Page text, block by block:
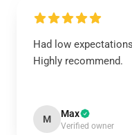
Had low
Highly recommend.
M Max
Verified owner